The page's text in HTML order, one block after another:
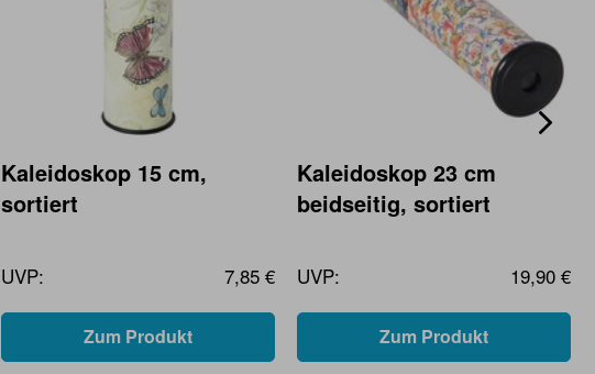
Kaleidoskop 15 cm,
sortiert
UVP: 7,85 €
Zum Produkt
Kaleidoskop 23 cm
beidseitig, sortiert
UVP: 19,90 €
Zum Produkt